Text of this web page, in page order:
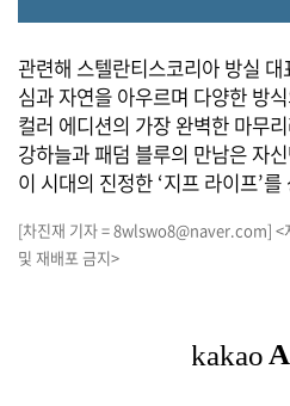
관련해 스텔란티스코리아 방실
심과 자연을 아우르며 다양한 방
컬러 에디션의 가장 완벽한 마무
강하늘과 패덤 블루의 만남은 자
이 시대의 진정한 ‘지프 라이프’
[차진재 기자 = 8wlswo8@naver.com] <
및 재배포 금지>